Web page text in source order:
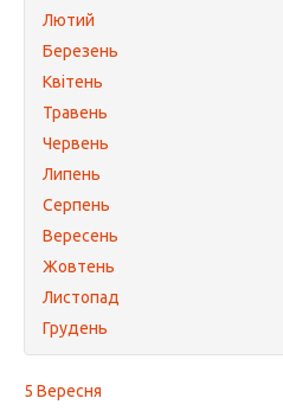
Лютий
Березень
Квітень
Травень
Червень
Липень
Серпень
Вересень
Жовтень
Листопад
Грудень
5 Вересня